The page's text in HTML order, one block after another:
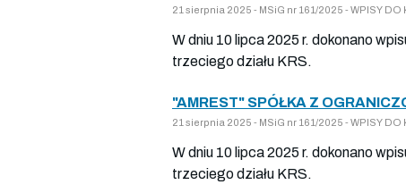
21 sierpnia 2025 - MSiG nr 161/2025 - WPISY
W dniu 10 lipca 2025 r. dokonano
trzeciego działu KRS.
"AMREST" SPÓŁKA Z
21 sierpnia 2025 - MSiG nr 161/2025 - WPISY
W dniu 10 lipca 2025 r. dokonano
trzeciego działu KRS.